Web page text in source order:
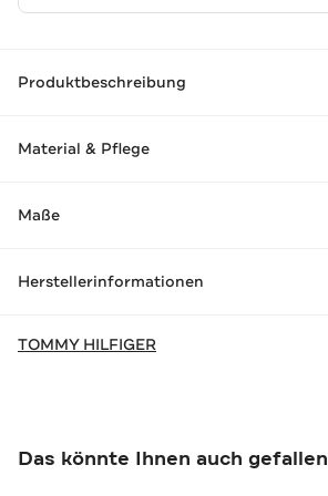
Produktbeschreibung
Material & Pflege
Maße
Herstellerinformationen
TOMMY HILFIGER
Das könnte Ihnen auch gefallen